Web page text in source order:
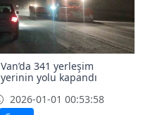
Van’da 341 yerleşim
yerinin yolu kapandı
2026-01-01 00:53:58